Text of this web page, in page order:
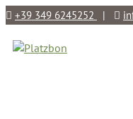
+39 349 6245252 |